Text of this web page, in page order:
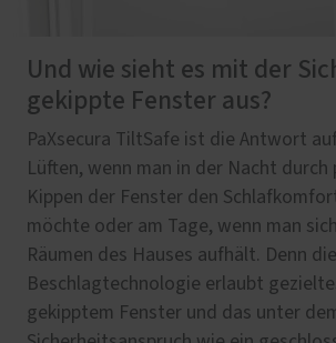
Und wie sieht es mit der
gekippte Fenster aus?
PaXsecura TiltSafe ist die Antwort
Lüften, wenn man in der Nacht durch
Kippen der Fenster den
möchte oder am Tage, wenn man
Räumen des Hauses aufhält. Denn
Beschlagtechnologie erlaubt
gekipptem Fenster und das unter